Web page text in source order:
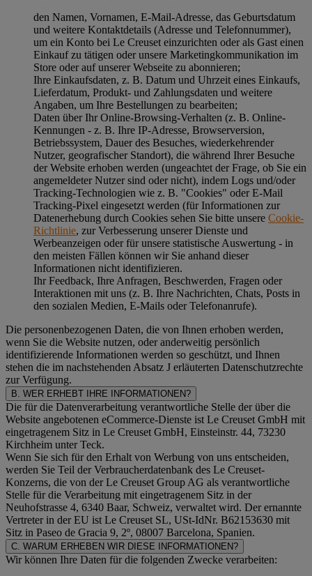
den Namen, Vornamen, E-Mail-Adresse, das Geburtsdatum
und weitere Kontaktdetails (Adresse und Telefonnummer),
um ein Konto bei Le Creuset einzurichten oder als Gast einen
Einkauf zu tätigen oder unsere Marketingkommunikation im
Store oder auf unserer Webseite zu abonnieren;
Ihre Einkaufsdaten, z. B. Datum und Uhrzeit eines Einkaufs,
Lieferdatum, Produkt- und Zahlungsdaten und weitere
Angaben, um Ihre Bestellungen zu bearbeiten;
Daten über Ihr Online-Browsing-Verhalten (z. B. Online-
Kennungen - z. B. Ihre IP-Adresse, Browserversion,
Betriebssystem, Dauer des Besuches, wiederkehrender
Nutzer, geografischer Standort), die während Ihrer Besuche
der Website erhoben werden (ungeachtet der Frage, ob Sie ein
angemeldeter Nutzer sind oder nicht), indem Logs und/oder
Tracking-Technologien wie z. B. "Cookies" oder E-Mail
Tracking-Pixel eingesetzt werden (für Informationen zur
Datenerhebung durch Cookies sehen Sie bitte unsere Cookie-
Richtlinie, zur Verbesserung unserer Dienste und
Werbeanzeigen oder für unsere statistische Auswertung - in
den meisten Fällen können wir Sie anhand dieser
Informationen nicht identifizieren.
Ihr Feedback, Ihre Anfragen, Beschwerden, Fragen oder
Interaktionen mit uns (z. B. Ihre Nachrichten, Chats, Posts in
den sozialen Medien, E-Mails oder Telefonanrufe).
Die personenbezogenen Daten, die von Ihnen erhoben werden,
wenn Sie die Website nutzen, oder anderweitig persönlich
identifizierende Informationen werden so geschützt, und Ihnen
stehen die im nachstehenden Absatz J erläuterten Datenschutzrechte
zur Verfügung.
B. WER ERHEBT IHRE INFORMATIONEN?
Die für die Datenverarbeitung verantwortliche Stelle der über die
Website angebotenen eCommerce-Dienste ist Le Creuset GmbH mit
eingetragenem Sitz in Le Creuset GmbH, Einsteinstr. 44, 73230
Kirchheim unter Teck.
Wenn Sie sich für den Erhalt von Werbung von uns entscheiden,
werden Sie Teil der Verbraucherdatenbank des Le Creuset-
Konzerns, die von der Le Creuset Group AG als verantwortliche
Stelle für die Verarbeitung mit eingetragenem Sitz in der
Neuhofstrasse 4, 6340 Baar, Schweiz, verwaltet wird. Der ernannte
Vertreter in der EU ist Le Creuset SL, USt-IdNr. B62153630 mit
Sitz in Paseo de Gracia 9, 2º, 08007 Barcelona, Spanien.
C. WARUM ERHEBEN WIR DIESE INFORMATIONEN?
Wir können Ihre Daten für die folgenden Zwecke verarbeiten: